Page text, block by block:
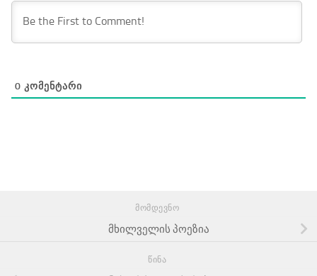
0 ᲙᲝᲛᲔᲜᲢᲐᲠᲘ
ᲛᲝᲛᲓᲔᲕᲜᲝ
მხილველის პოეზია
ᲬᲘᲜᲐ